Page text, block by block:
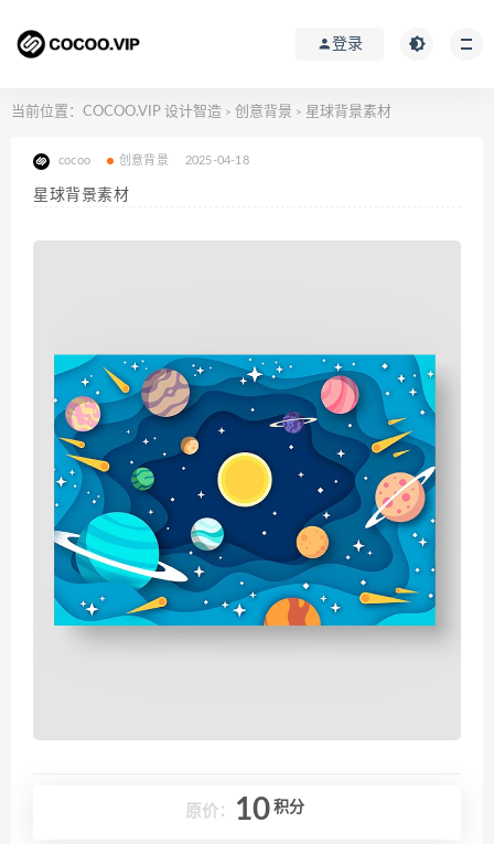
登录
当前位置： COCOO.VIP 设计智造 > 创意背景 > 星球背景素材
cocoo 创意背景 2025-04-18
星球背景素材
原价： 10 积分